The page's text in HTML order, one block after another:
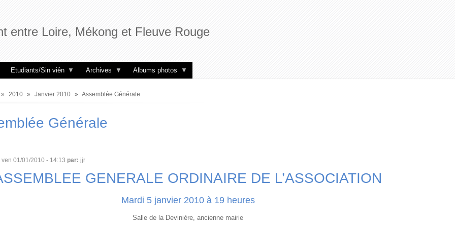
entre Loire, Mékong et Fleuve Rouge
Etudiants/Sin viên Archives Albums photos
2010 Janvier 2010 Assemblée Générale
Générale
ven 01/01/2010 - 14:13 par: jjr
GENERALE ORDINAIRE DE L’ASSOCIATION
Mardi 5 janvier 2010 à 19 heures
Salle de la Devinière, ancienne mairie